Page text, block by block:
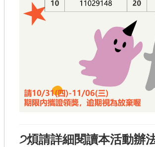
੭煩請詳細閱讀本活動辦